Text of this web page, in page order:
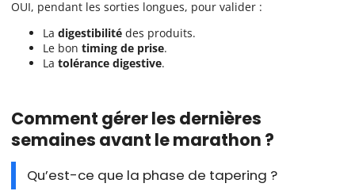
OUI, pendant les sorties longues, pour valider :
La digestibilité des produits.
Le bon timing de prise.
La tolérance digestive.
Comment gérer les dernières
semaines avant le marathon ?
Qu’est-ce que la phase de tapering ?